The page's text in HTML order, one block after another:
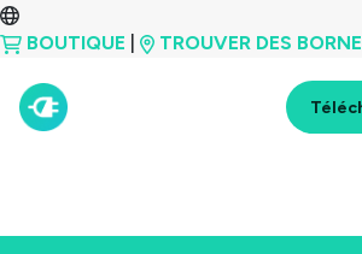
BOUTIQUE TROUVER DES